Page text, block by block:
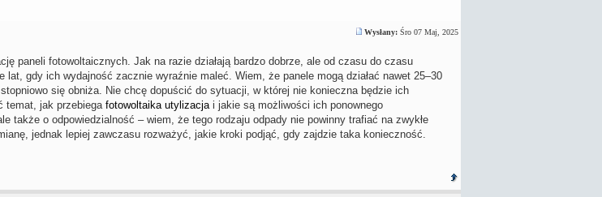
Wysłany:Śro 07 Maj, 2025
paneli fotowoltaicznych. Jak na razie działają bardzo dobrze, ale od czasu do czasu
gdy ich wydajność zacznie wyraźnie maleć. Wiem, że panele mogą działać nawet 25–30
się obniża. Nie chcę dopuścić do sytuacji, w której nie konieczna będzie ich
temat, jak przebiega fotowoltaika utylizacjai jakie są możliwości ich ponownego
także o odpowiedzialność – wiem, że tego rodzaju odpady nie powinny trafiać na zwykłe
jednak lepiej zawczasu rozważyć, jakie kroki podjąć, gdy zajdzie taka konieczność.